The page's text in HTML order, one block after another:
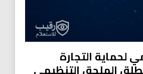
لحماية التجارة